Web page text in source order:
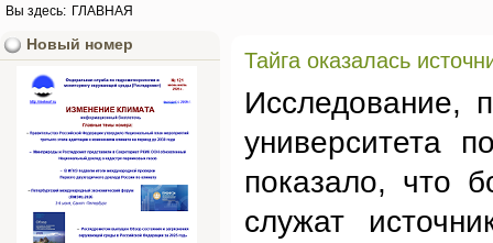
Вы здесь: ГЛАВНАЯ
Тайга оказалась
Исследование,
университета
показало, что
служат
Новый номер